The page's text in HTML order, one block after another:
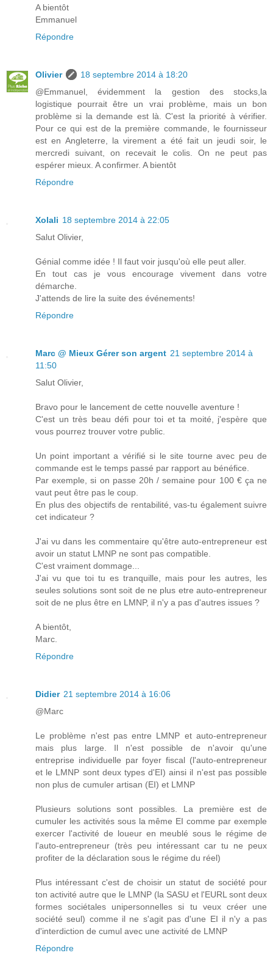
A bientôt
Emmanuel
Répondre
Olivier
18 septembre 2014 à 18:20
@Emmanuel, évidemment la gestion des stocks,la
logistique pourrait être un vrai problème, mais un bon
problème si la demande est là. C'est la priorité à vérifier.
Pour ce qui est de la première commande, le fournisseur
est en Angleterre, la virement a été fait un jeudi soir, le
mercredi suivant, on recevait le colis. On ne peut pas
espérer mieux. A confirmer. A bientôt
Répondre
Xolali 18 septembre 2014 à 22:05
Salut Olivier,
Génial comme idée ! Il faut voir jusqu'où elle peut aller.
En tout cas je vous encourage vivement dans votre
démarche.
J'attends de lire la suite des événements!
Répondre
Marc @ Mieux Gérer son argent 21 septembre 2014 à
11:50
Salut Olivier,
Bravo pour le lancement de cette nouvelle aventure !
C'est un très beau défi pour toi et ta moité, j'espère que
vous pourrez trouver votre public.
Un point important a vérifié si le site tourne avec peu de
commande est le temps passé par rapport au bénéfice.
Par exemple, si on passe 20h / semaine pour 100 € ça ne
vaut peut être pas le coup.
En plus des objectifs de rentabilité, vas-tu également suivre
cet indicateur ?
J'ai vu dans les commentaire qu'être auto-entrepreneur est
avoir un statut LMNP ne sont pas compatible.
C'est vraiment dommage...
J'ai vu que toi tu es tranquille, mais pour les autres, les
seules solutions sont soit de ne plus etre auto-entrepreneur
soit de ne plus être en LMNP, il n'y a pas d'autres issues ?
A bientôt,
Marc.
Répondre
Didier 21 septembre 2014 à 16:06
@Marc
Le problème n'est pas entre LMNP et auto-entrepreneur
mais plus large. Il n'est possible de n'avoir qu'une
entreprise individuelle par foyer fiscal (l'auto-entrepreneur
et le LMNP sont deux types d'EI) ainsi il n'est pas possible
non plus de cumuler artisan (EI) et LMNP
Plusieurs solutions sont possibles. La première est de
cumuler les activités sous la même EI comme par exemple
exercer l'activité de loueur en meublé sous le régime de
l'auto-entrepreneur (très peu intéressant car tu ne peux
profiter de la déclaration sous le régime du réel)
Plus intéressant c'est de choisir un statut de société pour
ton activité autre que le LMNP (la SASU et l'EURL sont deux
formes sociétales unipersonnelles si tu veux créer une
société seul) comme il ne s'agit pas d'une EI il n'y a pas
d'interdiction de cumul avec une activité de LMNP
Répondre